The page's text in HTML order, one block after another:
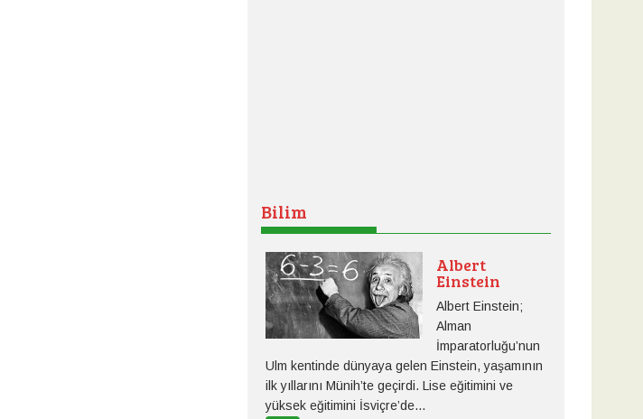
Bilim
Albert
Einstein
Albert Einstein;
Alman
İmparatorluğu’nun
Ulm kentinde dünyaya gelen Einstein, yaşamının
ilk yıllarını Münih’te geçirdi. Lise eğitimini ve
yüksek eğitimini İsviçre’de...